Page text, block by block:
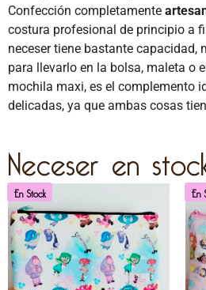
Confección completamente
costura profesional de principio a
necesertiene bastante capacidad,
para llevarlo en la bolsa, maleta o
mochila maxi, es el complemento
delicadas, ya que ambas cosas
Neceser en
En Stock En